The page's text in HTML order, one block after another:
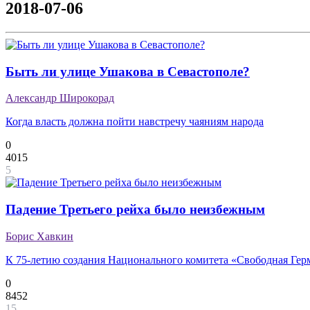
2018-07-06
Быть ли улице Ушакова в Севастополе?
Александр Широкорад
Когда власть должна пойти навстречу чаяниям народа
0
4015
5
Падение Третьего рейха было неизбежным
Борис Хавкин
К 75-летию создания Национального комитета «Свободная
0
8452